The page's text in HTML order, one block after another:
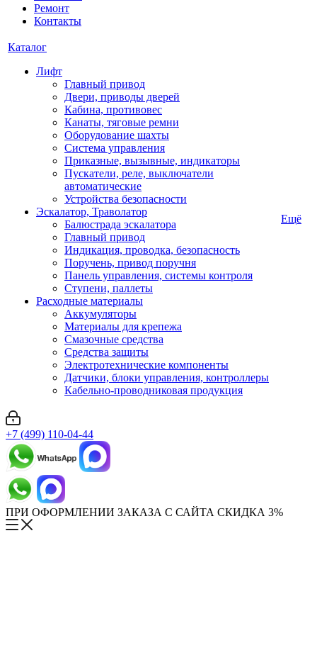
Ремонт
Контакты
Каталог
Лифт
Главный привод
Двери, приводы дверей
Кабина, противовес
Канаты, тяговые ремни
Оборудование шахты
Система управления
Приказные, вызывные, индикаторы
Пускатели, реле, выключатели
автоматические
Устройства безопасности
Эскалатор, Траволатор
Балюстрада эскалатора
Главный привод
Индикация, проводка, безопасность
Поручень, привод поручня
Панель управления, системы контроля
Ступени, паллеты
Расходные материалы
Аккумуляторы
Материалы для крепежа
Смазочные средства
Средства защиты
Электротехнические компоненты
Датчики, блоки управления, контроллеры
Кабельно-проводниковая продукция
Ещё
+7 (499) 110-04-44
ПРИ ОФОРМЛЕНИИ ЗАКАЗА С САЙТА СКИДКА 3%